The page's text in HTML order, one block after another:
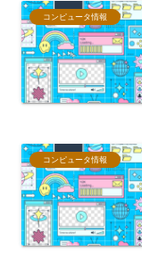
コンピュータ情報
コンピュータ情報